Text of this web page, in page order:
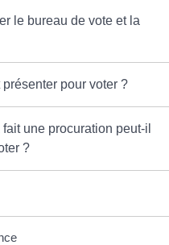
le bureau de vote et la
pour voter ?
une procuration peut-il
?